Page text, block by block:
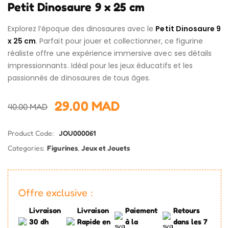
Petit Dinosaure 9 x 25 cm
Explorez l’époque des dinosaures avec le Petit Dinosaure 9
x 25 cm. Parfait pour jouer et collectionner, ce figurine
réaliste offre une expérience immersive avec ses détails
impressionnants. Idéal pour les jeux éducatifs et les
passionnés de dinosaures de tous âges.
40.00MAD 29.00 MAD
Product Code: JOU000061
Categories: Figurines, Jeux et Jouets
Offre exclusive :
Livraison
30 dh
Livraison
Rapide en
Paiement
à la
Retours
dans les 7